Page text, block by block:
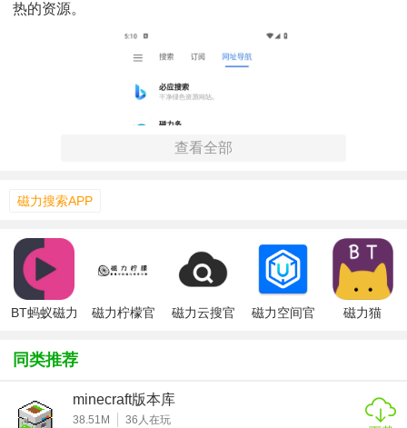
热的资源。
【超强磁力搜索官方版功能】
1. 多引擎搜索：支持多种搜索引擎，提高搜索效率。
查看全部
磁力搜索APP
BT蚂蚁磁力
磁力柠檬官
磁力云搜官
磁力空间官
磁力猫
同类推荐
minecraft版本库
38.51M 36 人在玩